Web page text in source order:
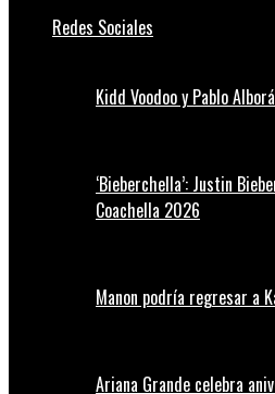
Redes Sociales
Kidd Voodoo y Pablo
‘Bieberchella’: Justin
Coachella 2026
Manon podría regresar a
Ariana Grande celebra